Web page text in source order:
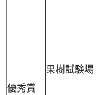
優秀賞
果樹試験場